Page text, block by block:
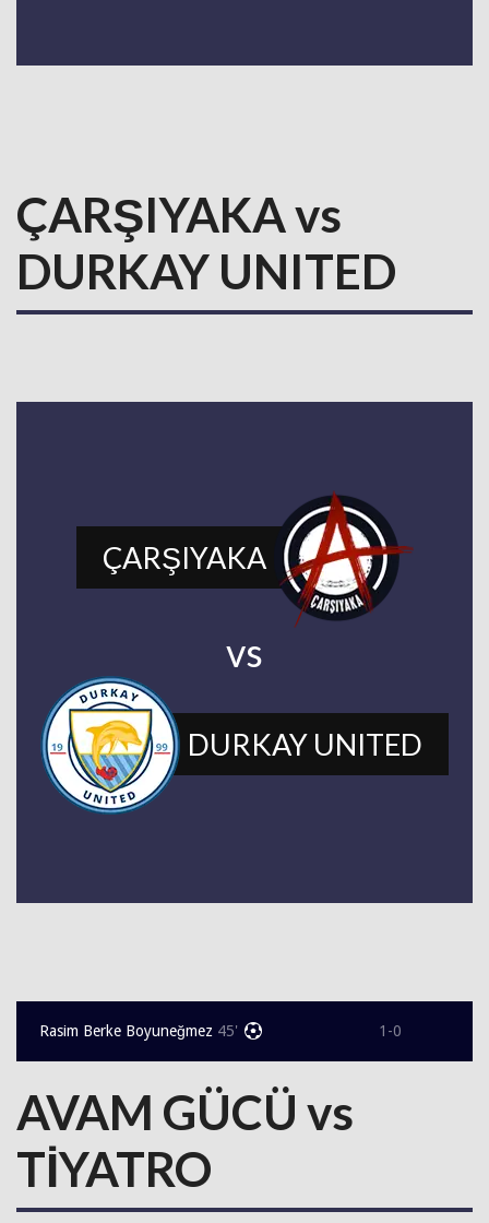
ÇARŞIYAKA vs
DURKAY UNITED
ÇARŞIYAKA
vs
DURKAY UNITED
Rasim Berke Boyuneğmez 45' 1-0
AVAM GÜCÜ vs
TİYATRO